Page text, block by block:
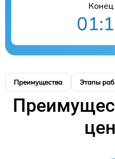
Преимущества Этапы